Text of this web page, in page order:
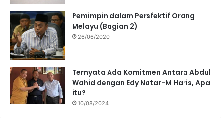
Pemimpin dalam Persfektif Orang
Melayu (Bagian 2)
26/06/2020
Ternyata Ada Komitmen Antara Abdul
Wahid dengan Edy Natar-M Haris, Apa
itu?
10/08/2024